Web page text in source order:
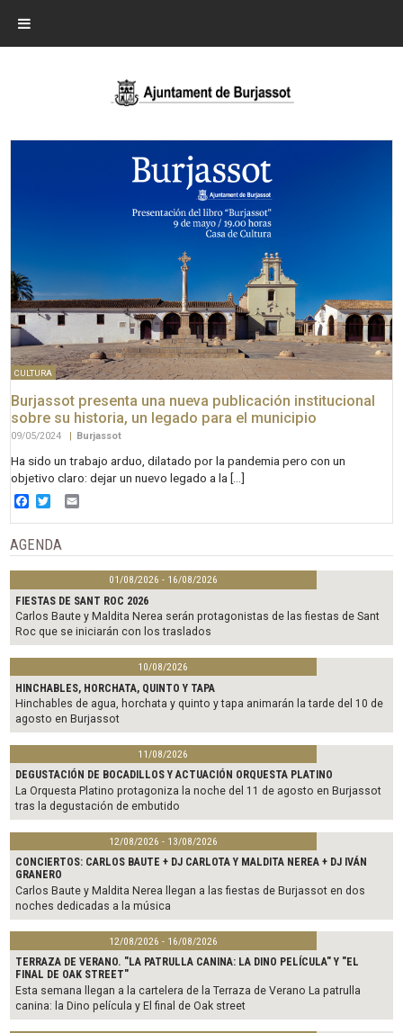
CULTURA
Burjassot presenta una nueva publicación institucional
sobre su historia, un legado para el municipio
09/05/2024 Burjassot
Ha sido un trabajo arduo, dilatado por la pandemia pero con un
objetivo claro: dejar un nuevo legado a la […]
Facebook
Twitter
AGENDA
01/08/2026 - 16/08/2026
FIESTAS DE SANT ROC 2026
Carlos Baute y Maldita Nerea serán protagonistas de las fiestas de Sant
Roc que se iniciarán con los traslados
10/08/2026
HINCHABLES, HORCHATA, QUINTO Y TAPA
Hinchables de agua, horchata y quinto y tapa animarán la tarde del 10 de
agosto en Burjassot
11/08/2026
DEGUSTACIÓN DE BOCADILLOS Y ACTUACIÓN ORQUESTA PLATINO
La Orquesta Platino protagoniza la noche del 11 de agosto en Burjassot
tras la degustación de embutido
12/08/2026 - 13/08/2026
CONCIERTOS: CARLOS BAUTE + DJ CARLOTA Y MALDITA NEREA + DJ IVÁN
GRANERO
Carlos Baute y Maldita Nerea llegan a las fiestas de Burjassot en dos
noches dedicadas a la música
12/08/2026 - 16/08/2026
TERRAZA DE VERANO. "LA PATRULLA CANINA: LA DINO PELÍCULA" Y "EL
FINAL DE OAK STREET"
Esta semana llegan a la cartelera de la Terraza de Verano La patrulla
canina: la Dino película y El final de Oak street